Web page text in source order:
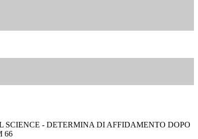
SCIENCE - DETERMINA DI AFFIDAMENTO DOPO
66